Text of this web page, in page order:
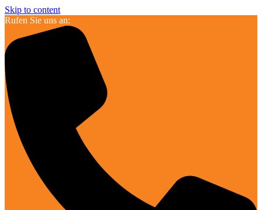
Skip to content
Rufen Sie uns an: